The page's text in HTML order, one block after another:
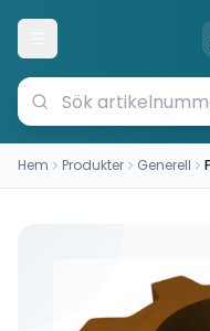
Öppna meny
Hem Produkter Generell